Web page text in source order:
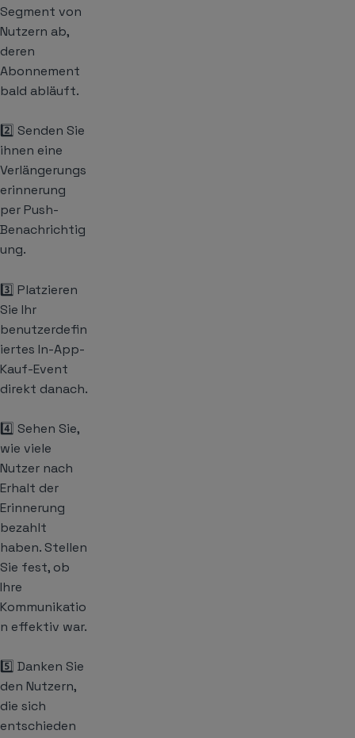
Segment von
Nutzern ab,
deren
Abonnement
bald abläuft.
2️⃣ Senden Sie
ihnen eine
Verlängerungs
erinnerung
per Push-
Benachrichtig
ung.
3️⃣ Platzieren
Sie Ihr
benutzerdefin
iertes In-App-
Kauf-Event
direkt danach.
4️⃣ Sehen Sie,
wie viele
Nutzer nach
Erhalt der
Erinnerung
bezahlt
haben. Stellen
Sie fest, ob
Ihre
Kommunikatio
n effektiv war.
5️⃣ Danken Sie
den Nutzern,
die sich
entschieden